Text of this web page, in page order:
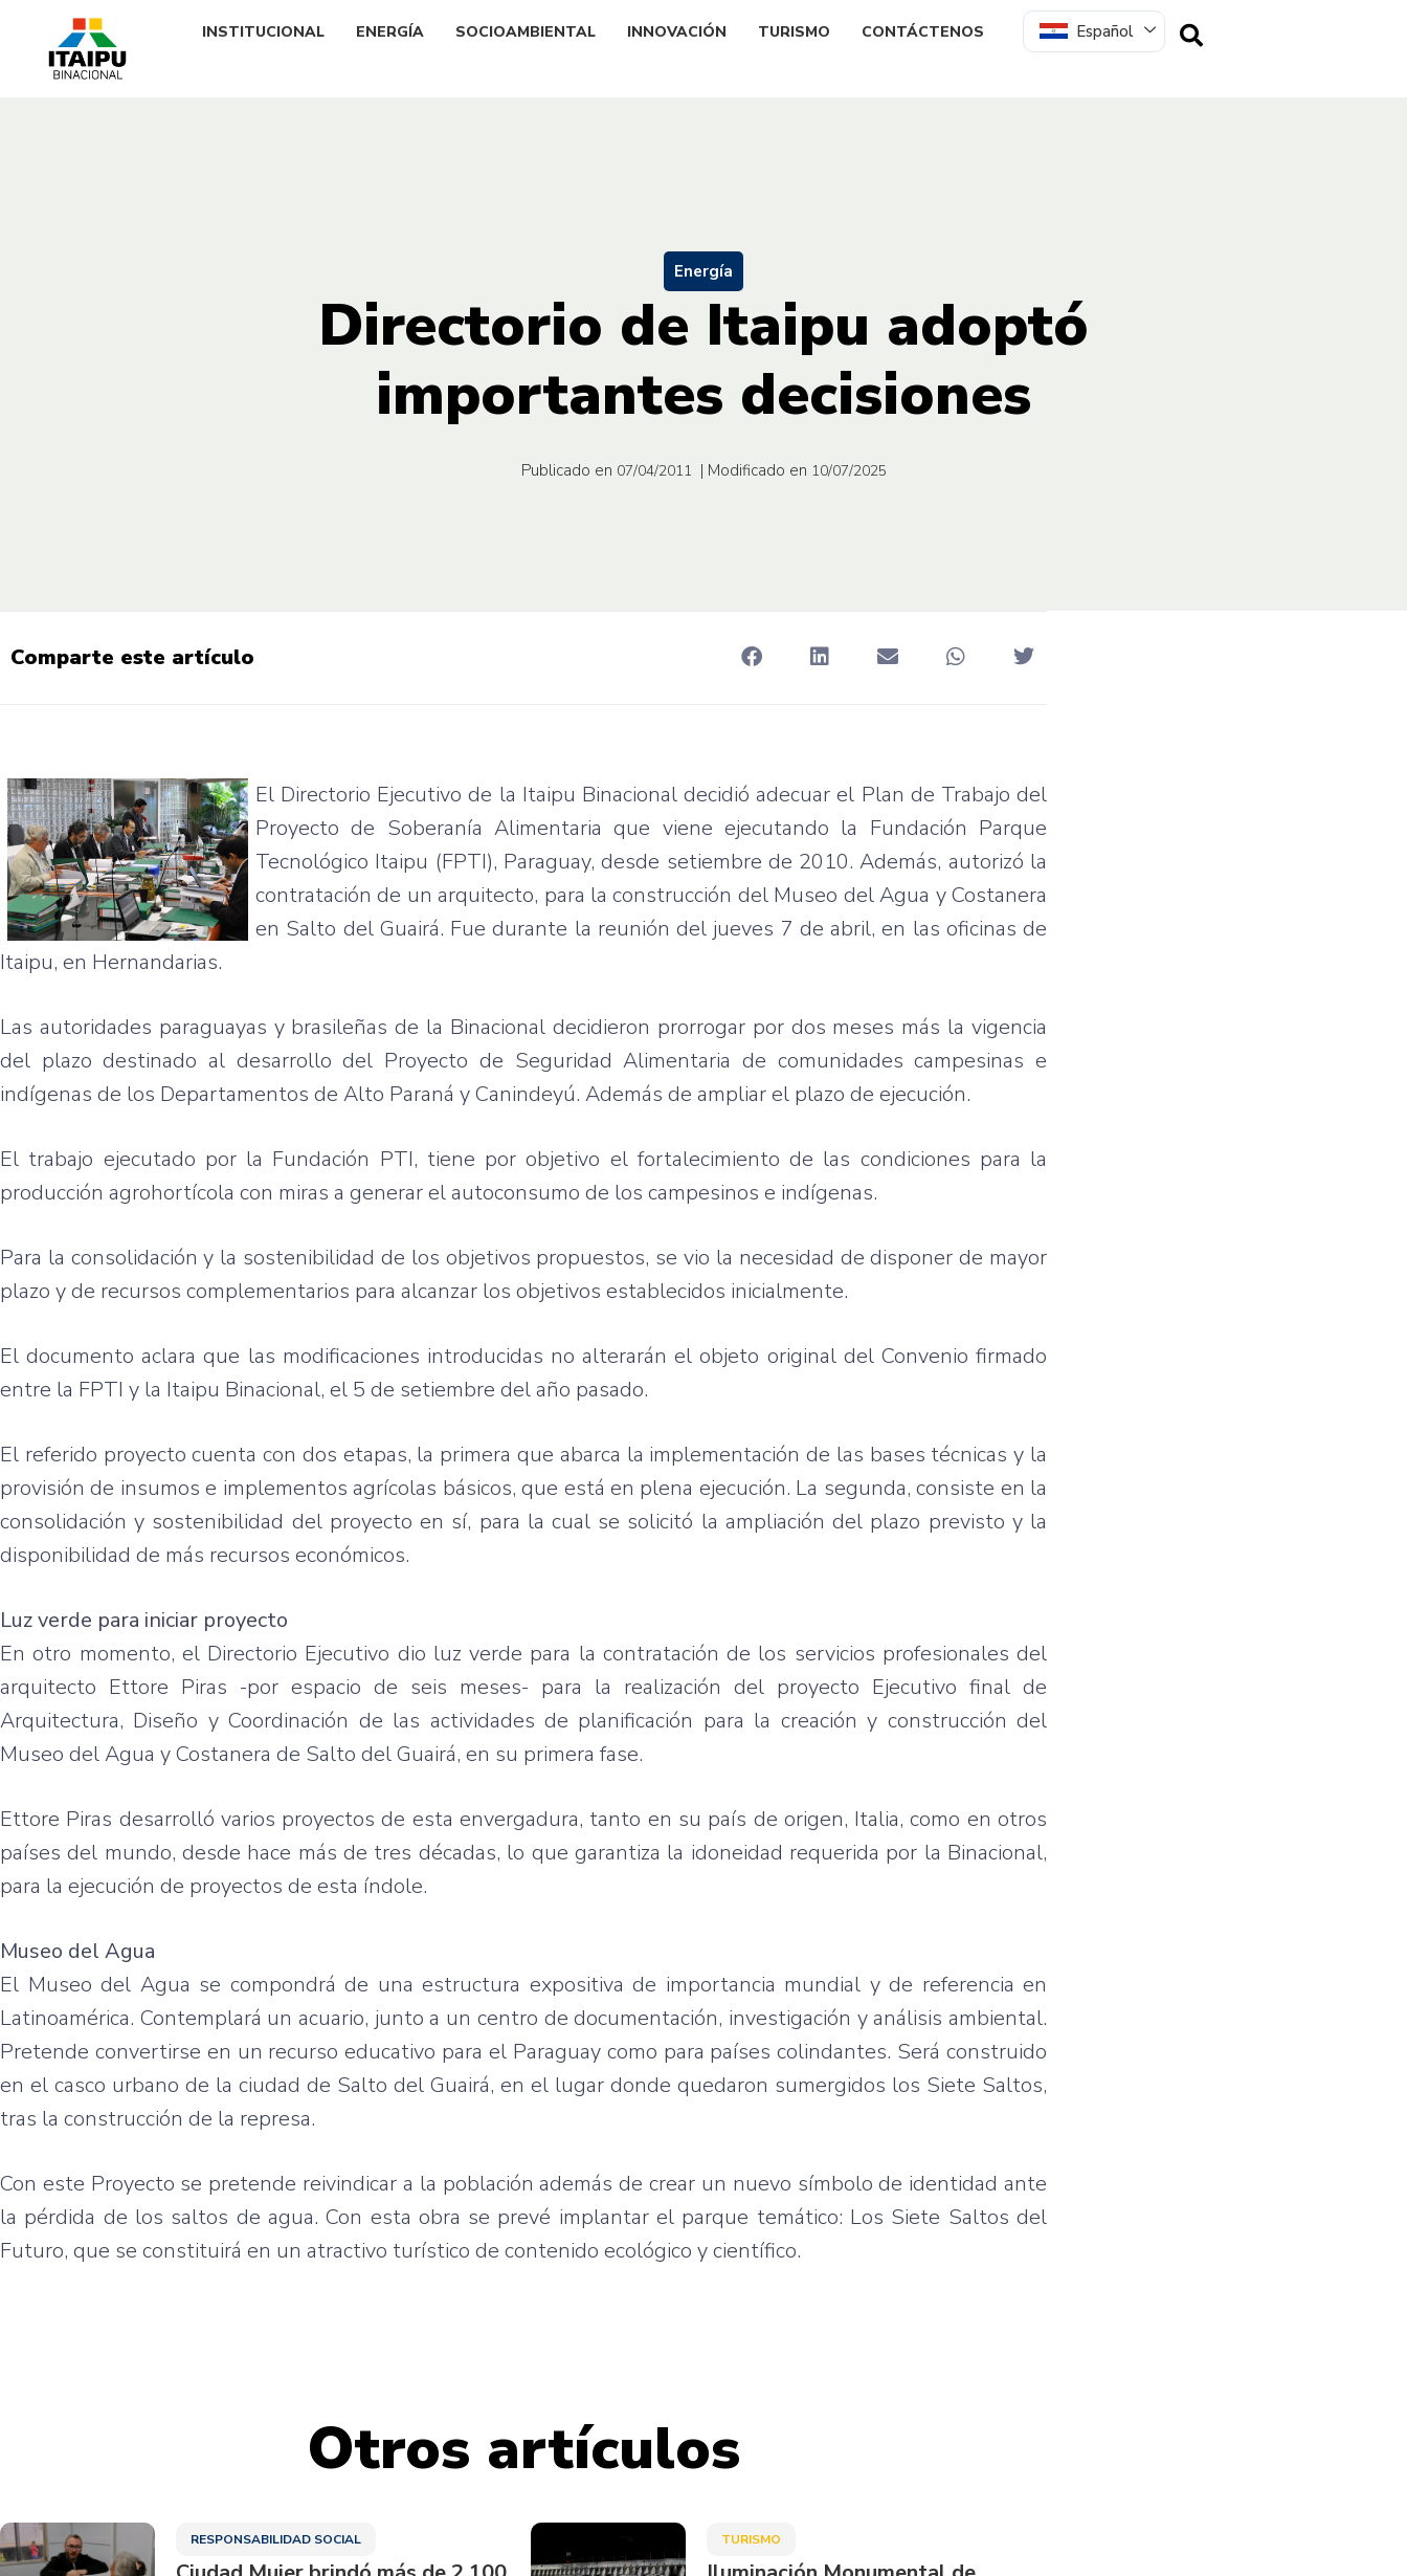
INSTITUCIONAL ENERGÍA SOCIOAMBIENTAL INNOVACIÓN TURISMO CONTÁCTENOS Español
Energía
Directorio de Itaipu adoptó
importantes decisiones
Publicado en 07/04/2011 | Modificado en 10/07/2025
Comparte este artículo
El Directorio Ejecutivo de la Itaipu Binacional decidió adecuar el Plan de Trabajo del
Proyecto de Soberanía Alimentaria que viene ejecutando la Fundación Parque
Tecnológico Itaipu (FPTI), Paraguay, desde setiembre de 2010. Además, autorizó la
contratación de un arquitecto, para la construcción del Museo del Agua y Costanera
en Salto del Guairá. Fue durante la reunión del jueves 7 de abril, en las oficinas de
Itaipu, en Hernandarias.
Las autoridades paraguayas y brasileñas de la Binacional decidieron prorrogar por dos meses más la vigencia
del plazo destinado al desarrollo del Proyecto de Seguridad Alimentaria de comunidades campesinas e
indígenas de los Departamentos de Alto Paraná y Canindeyú. Además de ampliar el plazo de ejecución.
El trabajo ejecutado por la Fundación PTI, tiene por objetivo el fortalecimiento de las condiciones para la
producción agrohortícola con miras a generar el autoconsumo de los campesinos e indígenas.
Para la consolidación y la sostenibilidad de los objetivos propuestos, se vio la necesidad de disponer de mayor
plazo y de recursos complementarios para alcanzar los objetivos establecidos inicialmente.
El documento aclara que las modificaciones introducidas no alterarán el objeto original del Convenio firmado
entre la FPTI y la Itaipu Binacional, el 5 de setiembre del año pasado.
El referido proyecto cuenta con dos etapas, la primera que abarca la implementación de las bases técnicas y la
provisión de insumos e implementos agrícolas básicos, que está en plena ejecución. La segunda, consiste en la
consolidación y sostenibilidad del proyecto en sí, para la cual se solicitó la ampliación del plazo previsto y la
disponibilidad de más recursos económicos.
Luz verde para iniciar proyecto
En otro momento, el Directorio Ejecutivo dio luz verde para la contratación de los servicios profesionales del
arquitecto Ettore Piras -por espacio de seis meses- para la realización del proyecto Ejecutivo final de
Arquitectura, Diseño y Coordinación de las actividades de planificación para la creación y construcción del
Museo del Agua y Costanera de Salto del Guairá, en su primera fase.
Ettore Piras desarrolló varios proyectos de esta envergadura, tanto en su país de origen, Italia, como en otros
países del mundo, desde hace más de tres décadas, lo que garantiza la idoneidad requerida por la Binacional,
para la ejecución de proyectos de esta índole.
Museo del Agua
El Museo del Agua se compondrá de una estructura expositiva de importancia mundial y de referencia en
Latinoamérica. Contemplará un acuario, junto a un centro de documentación, investigación y análisis ambiental.
Pretende convertirse en un recurso educativo para el Paraguay como para países colindantes. Será construido
en el casco urbano de la ciudad de Salto del Guairá, en el lugar donde quedaron sumergidos los Siete Saltos,
tras la construcción de la represa.
Con este Proyecto se pretende reivindicar a la población además de crear un nuevo símbolo de identidad ante
la pérdida de los saltos de agua. Con esta obra se prevé implantar el parque temático: Los Siete Saltos del
Futuro, que se constituirá en un atractivo turístico de contenido ecológico y científico.
Otros artículos
RESPONSABILIDAD SOCIAL TURISMO